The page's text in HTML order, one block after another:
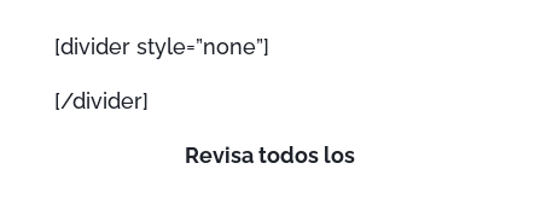
[divider style=”none”]
[/divider]
Revisa todos los